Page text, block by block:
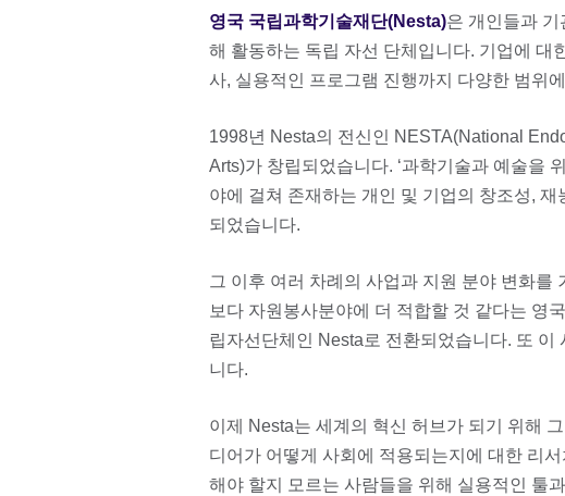
영국 국립과학기술재단(Nesta)은 개인들과 기
해 활동하는 독립 자선 단체입니다. 기업에 대
사, 실용적인 프로그램 진행까지 다양한 범위
1998년 Nesta의 전신인 NESTA(National
Arts)가 창립되었습니다. ‘과학기술과 예술을
야에 걸쳐 존재하는 개인 및 기업의 창조성,
되었습니다.
그 이후 여러 차례의 사업과 지원 분야 변화를
보다 자원봉사분야에 더 적합할 것 같다는 영
립자선단체인 Nesta로 전환되었습니다. 또
니다.
이제 Nesta는 세계의 혁신 허브가 되기 위해
디어가 어떻게 사회에 적용되는지에 대한 리
해야 할지 모르는 사람들을 위해 실용적인 툴